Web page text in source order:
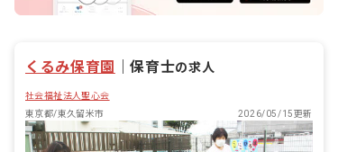
くるみ保育園 ｜保育士の求人
社会福祉法人聖心会
東京都/東久留米市
2026/05/15更新